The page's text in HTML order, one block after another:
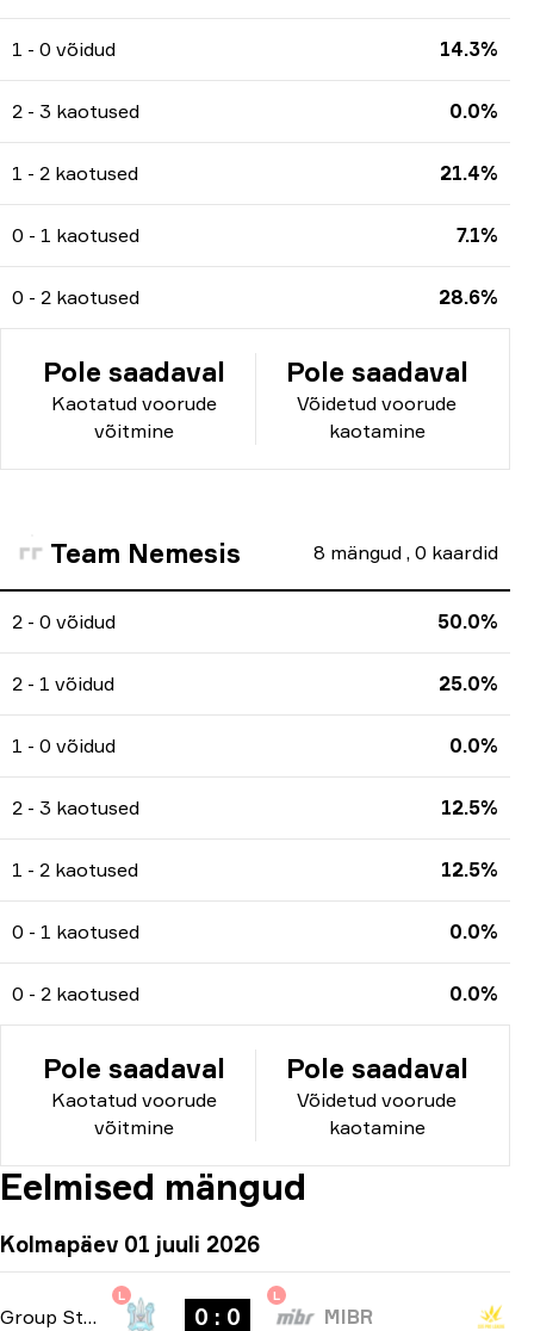
1 - 0 võidud 14.3%
2 - 3 kaotused 0.0%
1 - 2 kaotused 21.4%
0 - 1 kaotused 7.1%
0 - 2 kaotused 28.6%
Kaotatud voorude
võitmine
Pole saadaval
Võidetud voorude
kaotamine
Pole saadaval
Team Nemesis 8 mängud , 0 kaardid
2 - 0 võidud 50.0%
2 - 1 võidud 25.0%
1 - 0 võidud 0.0%
2 - 3 kaotused 12.5%
1 - 2 kaotused 12.5%
0 - 1 kaotused 0.0%
0 - 2 kaotused 0.0%
Kaotatud voorude
võitmine
Pole saadaval
Võidetud voorude
kaotamine
Pole saadaval
Eelmised mängud
Kolmapäev 01 juuli 2026
Group Stage -bo1
L
0 : 0
L
MIBR